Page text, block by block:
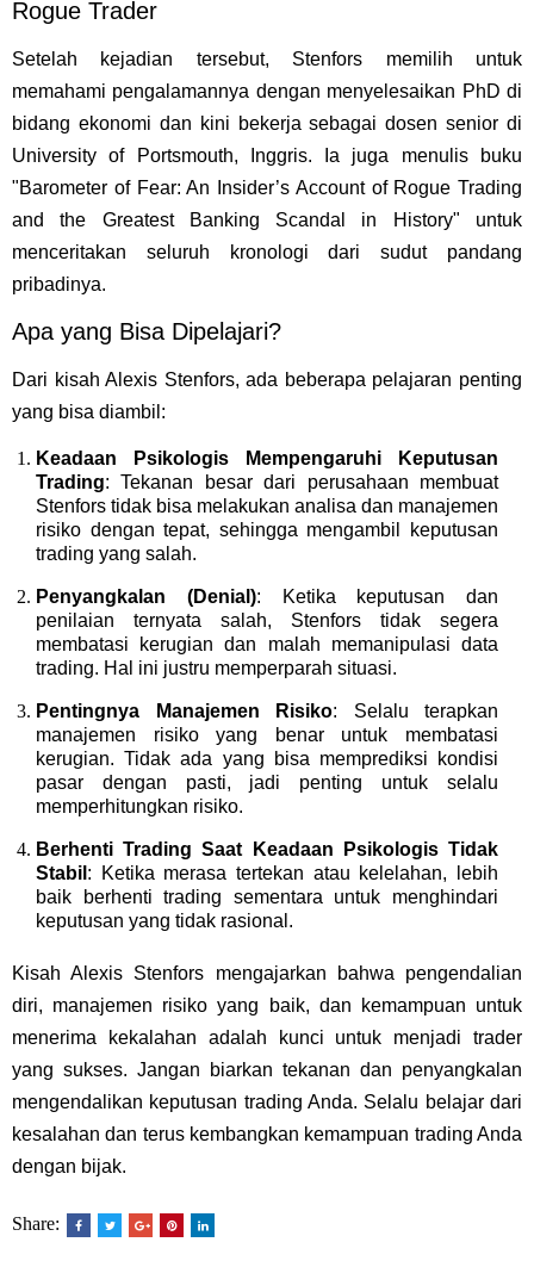
Rogue Trader
Setelah kejadian tersebut, Stenfors memilih untuk
memahami pengalamannya dengan menyelesaikan PhD di
bidang ekonomi dan kini bekerja sebagai dosen senior di
University of Portsmouth, Inggris. Ia juga menulis buku
"Barometer of Fear: An Insider’s Account of Rogue Trading
and the Greatest Banking Scandal in History" untuk
menceritakan seluruh kronologi dari sudut pandang
pribadinya.
Apa yang Bisa Dipelajari?
Dari kisah Alexis Stenfors, ada beberapa pelajaran penting
yang bisa diambil:
Keadaan Psikologis Mempengaruhi Keputusan
Trading: Tekanan besar dari perusahaan membuat
Stenfors tidak bisa melakukan analisa dan manajemen
risiko dengan tepat, sehingga mengambil keputusan
trading yang salah.
Penyangkalan (Denial): Ketika keputusan dan
penilaian ternyata salah, Stenfors tidak segera
membatasi kerugian dan malah memanipulasi data
trading. Hal ini justru memperparah situasi.
Pentingnya Manajemen Risiko: Selalu terapkan
manajemen risiko yang benar untuk membatasi
kerugian. Tidak ada yang bisa memprediksi kondisi
pasar dengan pasti, jadi penting untuk selalu
memperhitungkan risiko.
Berhenti Trading Saat Keadaan Psikologis Tidak
Stabil : Ketika merasa tertekan atau kelelahan, lebih
baik berhenti trading sementara untuk menghindari
keputusan yang tidak rasional.
Kisah Alexis Stenfors mengajarkan bahwa pengendalian
diri, manajemen risiko yang baik, dan kemampuan untuk
menerima kekalahan adalah kunci untuk menjadi trader
yang sukses. Jangan biarkan tekanan dan penyangkalan
mengendalikan keputusan trading Anda. Selalu belajar dari
kesalahan dan terus kembangkan kemampuan trading Anda
dengan bijak.
Share: